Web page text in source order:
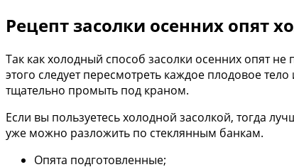
Рецепт засолки осенних опят
Так как холодный способ засолки осенних опят
этого следует пересмотреть каждое плодовое
тщательно промыть под краном.
Если вы пользуетесь холодной засолкой, тогда
уже можно разложить по стеклянным банкам.
Опята подготовленные;